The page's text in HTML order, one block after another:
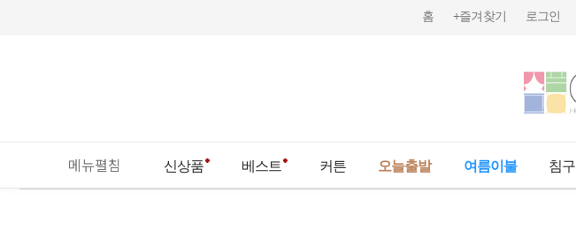
홈 +즐겨찾기 로그인
메뉴펼침 신상품 베스트 커튼 오늘출발 여름이불 침구